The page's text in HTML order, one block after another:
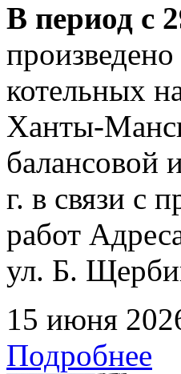
В период с
котельных
Ханты-
балансовой
г. в связи с
работ
ул. Б.
15 июня
Подробнее